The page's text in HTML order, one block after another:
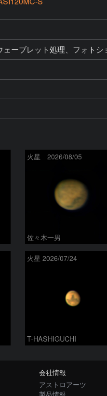
ーブレット処理、フォト
火星 2026/08/05
佐々木一男
火星 2026/07/24
T-HASHIGUCHI
会社情報
アストロアーツ
製品情報